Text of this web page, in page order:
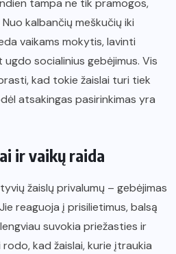
tampa ne tik pramogos,
kalbančių meškučių iki
vaikams mokytis, lavinti
socialinius gebėjimus. Vis
kad tokie žaislai turi tiek
atsakingas pasirinkimas yra
ir vaikų raida
žaislų privalumų – gebėjimas
reaguoja į prisilietimus, balsą
suvokia priežasties ir
kad žaislai, kurie įtraukia